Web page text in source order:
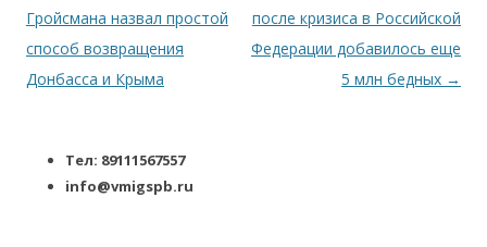
Гройсмана назвал простой
способ возвращения
Донбасса и Крыма
после кризиса в Российской
Федерации добавилось еще
5 млн бедных →
Тел: 89111567557
info@vmigspb.ru